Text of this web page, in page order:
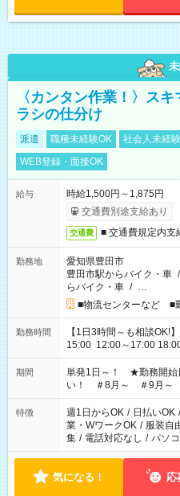
〈カンタン作業！〉ス
ラシの仕分け
派遣 職種未経験OK 社会人未経
WEB登録・面接OK
給与
時給1,500円～1,875円
交通費別途支給あり
交通費 ■ 交通費規定内
勤務地
愛知県豊田市
豊田市駅からバイク・車 /
らバイク・車 / …
■物流センターなど ■
勤務時間
【1日3時間～も相談OK!】 ＜シフト例＞ 9:00～12:00 10:00～
15:00 12:00～17:00 18:00～21:00 など
お気軽にご相談ください
期間
単発1日～！ ★勤務開始
い！ ＃8月～ ＃9月～
特徴 週1日からOK / 日払いOK /
業・WワークOK / 服装自
集 / 電話対応なし / パソ
気になる！ 応